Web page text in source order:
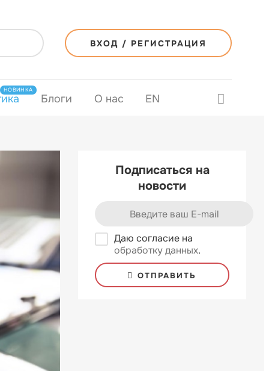
ВХОД / РЕГИСТРАЦИЯ
НОВИНКА
Блоги О нас EN
Подписаться на
новости
Даю согласие на
обработку данных.
ОТПРАВИТЬ